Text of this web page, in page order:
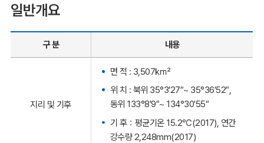
일반개요
구 분 내용
지리 및 기후
면 적 : 3,507㎢
위 치 : 북위 35°3′27″~ 35°36′52″,
동위 133°8′9″~ 134°30′55″
기 후：평균기온 15.2℃(2017), 연간
강수량 2,248mm(2017)